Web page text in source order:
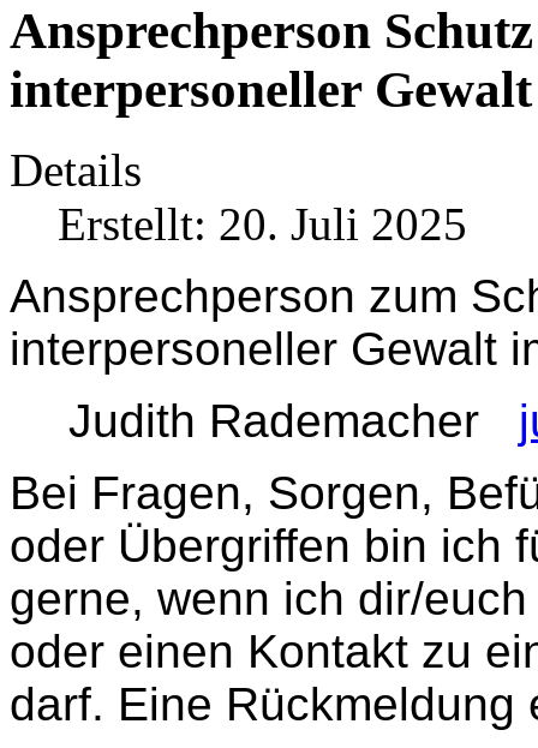
Ansprechperson
interpersoneller Gewalt
Details
Erstellt: 20. Juli 2025
Ansprechperson zum
interpersoneller Gewalt
Judith Rademacher
Bei Fragen, Sorgen,
oder Übergriffen bin ich
gerne, wenn ich dir/
oder einen Kontakt zu
darf. Eine Rückmeldung